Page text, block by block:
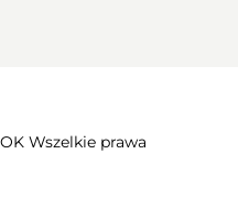
Wszelkie prawa